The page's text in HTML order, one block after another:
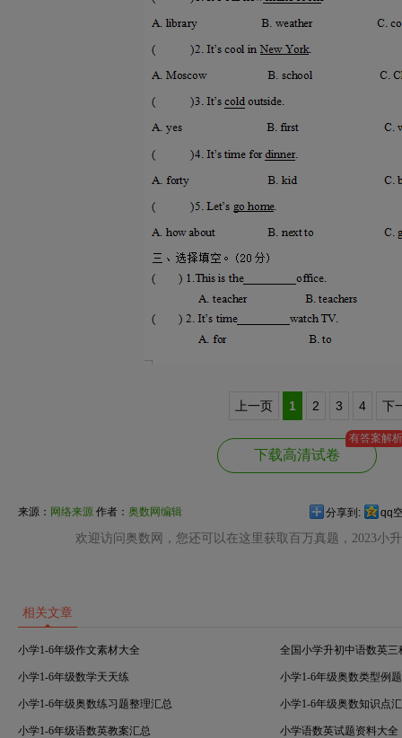
上一页 1 2 3 4 下
下载高清试卷
有答案解析
来源： 网络来源 作者： 奥数网编辑 分享到: qq
欢迎访问奥数网，您还可以在这里获取百万真题，2023小
相关文章
小学1-6年级作文素材大全 全国小学升初中语数英三
小学1-6年级数学天天练 小学1-6年级奥数类型例
小学1-6年级奥数练习题整理汇总 小学1-6年级奥数知识点
小学1-6年级语数英教案汇总 小学语数英试题资料大全